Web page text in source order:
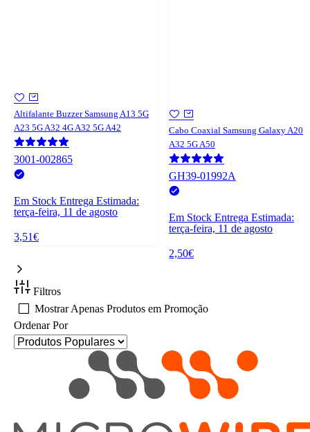
Altifalante Buzzer Samsung A13 5G
A23 5G A32 4G A32 5G A42
3001-002865
Em Stock Entrega Estimada:
terça-feira, 11 de agosto
3,51€
Cabo Coaxial Samsung Galaxy A20
A32 5G A50
GH39-01992A
Em Stock Entrega Estimada:
terça-feira, 11 de agosto
2,50€
Filtros
Mostrar Apenas Produtos em Promoção
Ordenar Por